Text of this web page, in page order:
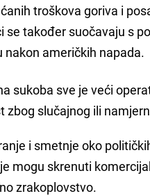
troškova goriva i
se također suočavaju s
nakon američkih napada.
sukoba sve je veći
zbog slučajnog ili
i smetnje oko
mogu skrenuti
zrakoplovstvo.